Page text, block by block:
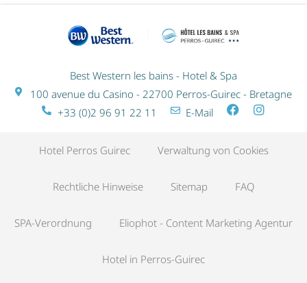
Best Western les bains - Hotel & Spa
100 avenue du Casino - 22700 Perros-Guirec - Bretagne
+33 (0)2 96 91 22 11
E-Mail
Hotel Perros Guirec Verwaltung von Cookies
Rechtliche Hinweise Sitemap FAQ
SPA-Verordnung Eliophot - Content Marketing Agentur
Hotel in Perros-Guirec